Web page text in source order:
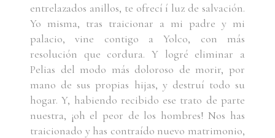
entrelazados anillos, te ofrecí í luz de salvación.
Yo misma, tras traicionar a mi padre y mi
palacio, vine contigo a Yolco, con más
resolución que cordura. Y logré eliminar a
Pelias del modo más doloroso de morir, por
mano de sus propias hijas, y destruí todo su
hogar. Y, habiendo recibido ese trato de parte
nuestra, ¡oh el peor de los hombres! Nos has
traicionado y has contraído nuevo matrimonio,